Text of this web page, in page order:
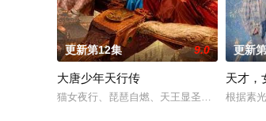
更新第12集 9.0
大唐少年天行传
猫女夜行、琵琶自燃、天王显圣、少年失踪
更新
天才，
根据素